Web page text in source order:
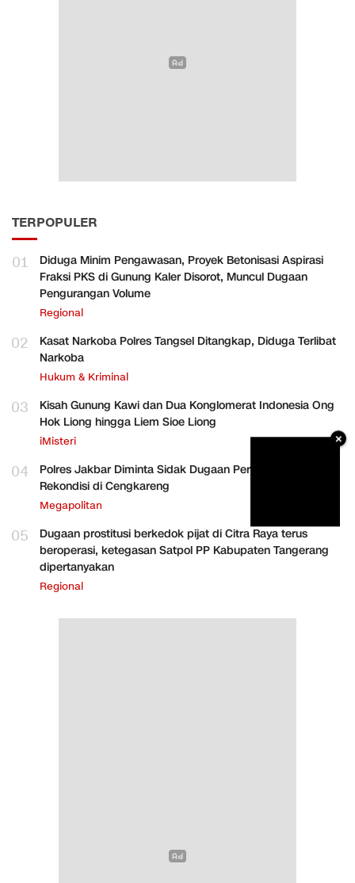
TERPOPULER
01
Diduga Minim Pengawasan, Proyek Betonisasi Aspirasi
Fraksi PKS di Gunung Kaler Disorot, Muncul Dugaan
Pengurangan Volume
Regional
02
Kasat Narkoba Polres Tangsel Ditangkap, Diduga Terlibat
Narkoba
Hukum & Kriminal
03
Kisah Gunung Kawi dan Dua Konglomerat Indonesia Ong
Hok Liong hingga Liem Sioe Liong
iMisteri
04
Polres Jakbar Diminta Sidak Dugaan Perakitan HP
Rekondisi di Cengkareng
Megapolitan
05
Dugaan prostitusi berkedok pijat di Citra Raya terus
beroperasi, ketegasan Satpol PP Kabupaten Tangerang
dipertanyakan
Regional
×